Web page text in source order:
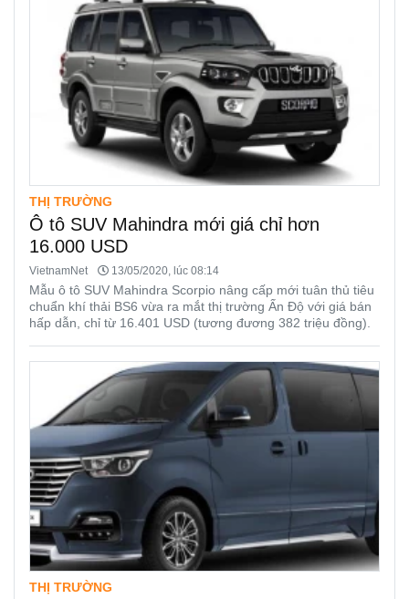
THỊ TRƯỜNG
Ô tô SUV Mahindra mới giá chỉ hơn
16.000 USD
VietnamNet 13/05/2020, lúc 08:14
Mẫu ô tô SUV Mahindra Scorpio nâng cấp mới tuân thủ tiêu
chuẩn khí thải BS6 vừa ra mắt thị trường Ấn Độ với giá bán
hấp dẫn, chỉ từ 16.401 USD (tương đương 382 triệu đồng).
THỊ TRƯỜNG